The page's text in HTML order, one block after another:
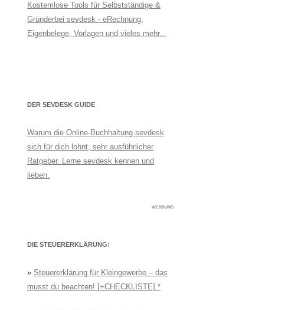
Kostemlose Tools für Selbstständige &
Gründerbei sevdesk - eRechnung,
Eigenbelege, Vorlagen und vieles mehr...
DER SEVDESK GUIDE
Warum die Online-Buchhaltung sevdesk
sich für dich lohnt, sehr ausführlicher
Ratgeber. Lerne sevdesk kennen und
lieben.
WERBUNG
DIE STEUERERKLÄRUNG:
» Steuererklärung für Kleingewerbe – das
musst du beachten! [+CHECKLISTE]